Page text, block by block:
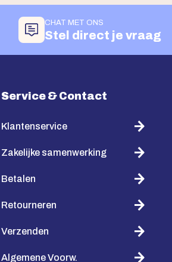
CHAT MET ONS
Stel direct je vraag
Service & Contact
Klantenservice
Zakelijke samenwerking
Betalen
Retourneren
Verzenden
Algemene Voorw.